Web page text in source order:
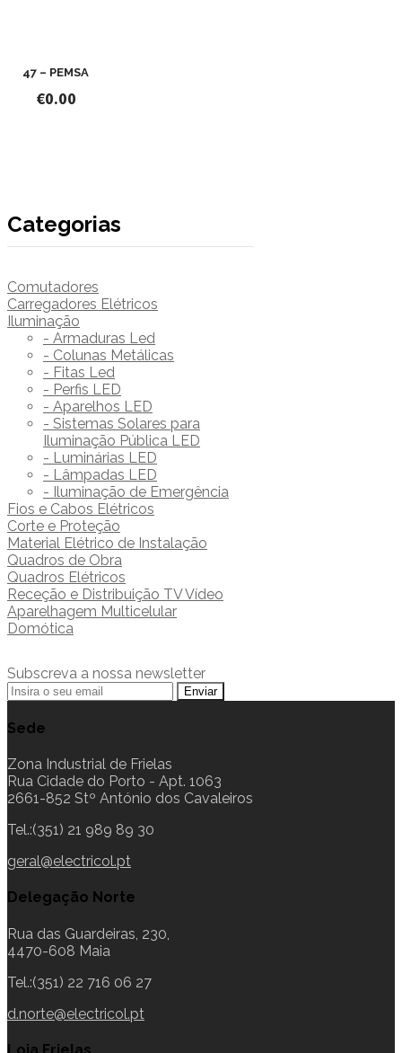
47 – PEMSA
€0.00
Categorias
Comutadores
Carregadores Elétricos
Iluminação
- Armaduras Led
- Colunas Metálicas
- Fitas Led
- Perfis LED
- Aparelhos LED
- Sistemas Solares para
Iluminação Pública LED
- Luminárias LED
- Lâmpadas LED
- Iluminação de Emergência
Fios e Cabos Elétricos
Corte e Proteção
Material Elétrico de Instalação
Quadros de Obra
Quadros Elétricos
Receção e Distribuição TV Vídeo
Aparelhagem Multicelular
Domótica
Subscreva a nossa newsletter
Sede
Zona Industrial de Frielas
Rua Cidade do Porto - Apt. 1063
2661-852 Stº António dos Cavaleiros
Tel.:(351) 21 989 89 30
geral@electricol.pt
Delegação Norte
Rua das Guardeiras, 230,
4470-608 Maia
Tel.:(351) 22 716 06 27
d.norte@electricol.pt